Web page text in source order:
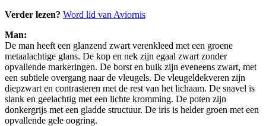
Verder lezen? Word lid van Aviornis
Man:
De man heeft een glanzend zwart verenkleed met een groene
metaalachtige glans. De kop en nek zijn egaal zwart zonder
opvallende markeringen. De borst en buik zijn eveneens zwart, met
een subtiele overgang naar de vleugels. De vleugeldekveren zijn
diepzwart en contrasteren met de rest van het lichaam. De snavel is
slank en geelachtig met een lichte kromming. De poten zijn
donkergrijs met een gladde structuur. De iris is helder groen met een
opvallende gele oogring.